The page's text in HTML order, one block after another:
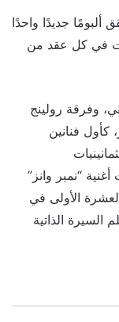
جديدًا واحدًا
في كل عقد من
وفرقة رولينج
كأول فنانين
“نمبر وانز”
العشرة الأولى في
السيرة الذاتية